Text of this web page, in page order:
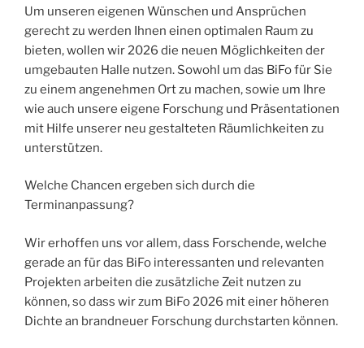
Um unseren eigenen Wünschen und Ansprüchen
gerecht zu werden Ihnen einen optimalen Raum zu
bieten, wollen wir 2026 die neuen Möglichkeiten der
umgebauten Halle nutzen. Sowohl um das BiFo für Sie
zu einem angenehmen Ort zu machen, sowie um Ihre
wie auch unsere eigene Forschung und Präsentationen
mit Hilfe unserer neu gestalteten Räumlichkeiten zu
unterstützen.
Welche Chancen ergeben sich durch die
Terminanpassung?
Wir erhoffen uns vor allem, dass Forschende, welche
gerade an für das BiFo interessanten und relevanten
Projekten arbeiten die zusätzliche Zeit nutzen zu
können, so dass wir zum BiFo 2026 mit einer höheren
Dichte an brandneuer Forschung durchstarten können.